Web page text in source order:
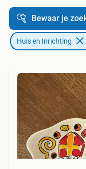
Bewaar je
Huis en Inrichting